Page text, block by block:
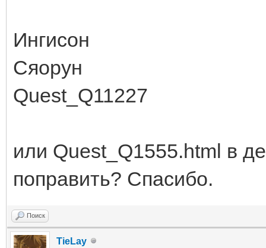
Ингисон
Сяорун
Quest_Q11227
или Quest_Q1555.html в
поправить? Спасибо.
Поиск
TieLay